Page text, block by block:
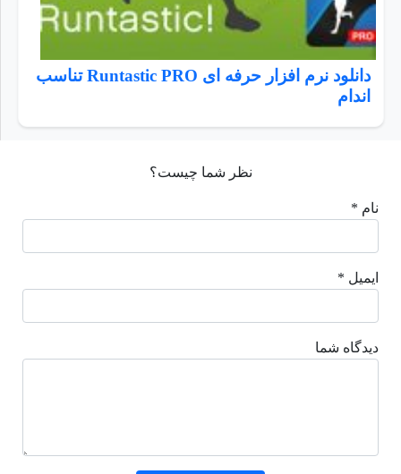
دانلود نرم افزار حرفه ای Runtastic PRO تناسب
اندام
نظر شما چیست؟
نام *
ایمیل *
دیدگاه شما